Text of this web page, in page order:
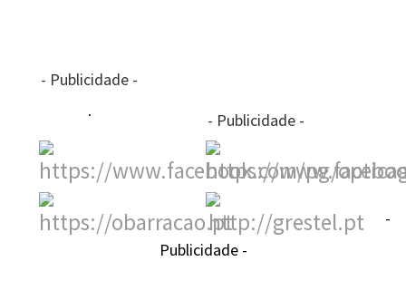
- Publicidade -
- Publicidade -
-
Publicidade -